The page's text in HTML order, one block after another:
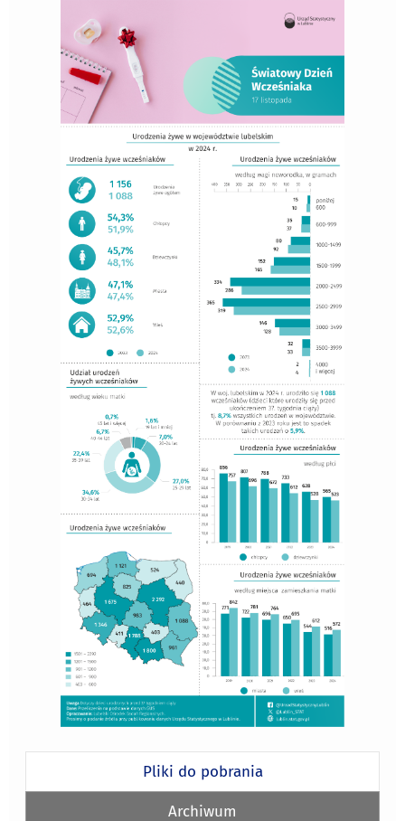
Pliki do pobrania
Archiwum